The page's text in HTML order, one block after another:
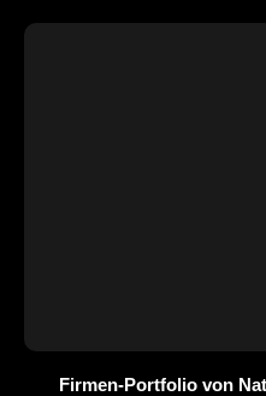
Firmen-Portfolio von